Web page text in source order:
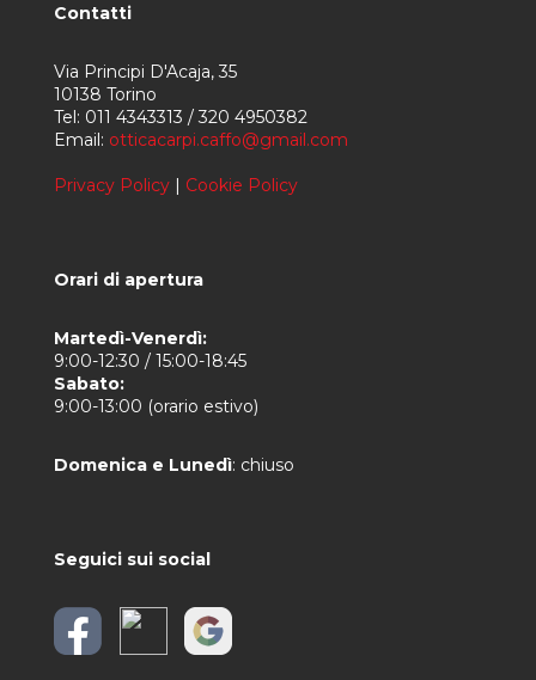
Contatti
Via Principi D'Acaja, 35
10138 Torino
Tel: 011 4343313 / 320 4950382
Email: otticacarpi.caffo@gmail.com
Privacy Policy | Cookie Policy
Orari di apertura
Martedì-Venerdì:
9:00-12:30 / 15:00-18:45
Sabato:
9:00-13:00 (orario estivo)
Domenica e Lunedì: chiuso
Seguici sui social